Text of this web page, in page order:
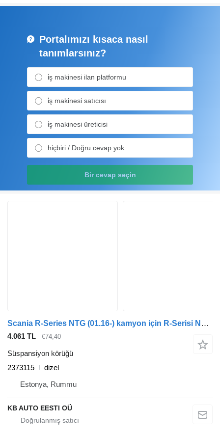
Portalımızı kısaca nasıl
tanımlarsınız?
i̇ş makinesi ilan platformu
i̇ş makinesi satıcısı
i̇ş makinesi üreticisi
hiçbiri / Doğru cevap yok
Bir cevap seçin
Scania R-Series NTG (01.16-) kamyon için R-Serisi NTG (01.16-) 2373115 süspansiyon körüğü
4.061 TL €74,40
Süspansiyon körüğü
2373115
dizel
Estonya, Rummu
KB AUTO EESTI OÜ